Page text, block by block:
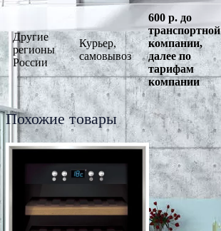
Другие
регионы
России
Курьер,
самовывоз
600 р. до
транспортной
компании,
далее по
тарифам
компании
Похожие товары